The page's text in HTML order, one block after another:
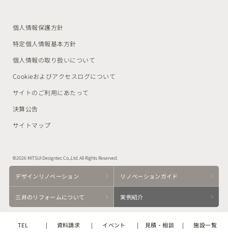
デザイン リノベーション リノベーションガイド
実例紹介
三井のリフォームについて
TEL 資料請求 イベント 見積・相談 施設一覧
個人情報保護方針
特定個人情報基本方針
個人情報の取り扱いについて
Cookieおよびアクセスログについて
サイトのご利用にあたって
決算公告
サイトマップ
©2026 MITSUI Designtec Co.,Ltd. All Rights Reserved.